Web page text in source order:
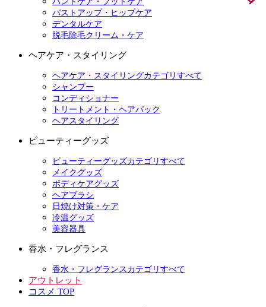
バストアップ・ヒップケア
デンタルケア
脱毛除毛クリーム・ケア
ヘアケア・スタイリング
ヘアケア・スタイリングカテゴリすべて
シャンプー
コンディショナー
トリートメント・ヘアパック
ヘアスタイリング
ビューティーグッズ
ビューティーグッズカテゴリすべて
メイクグッズ
ボディケアグッズ
ヘアブラシ
日焼け対策・ケア
冷温グッズ
美容器具
香水・フレグランス
香水・フレグランスカテゴリすべて
アウトレット
コスメ TOP